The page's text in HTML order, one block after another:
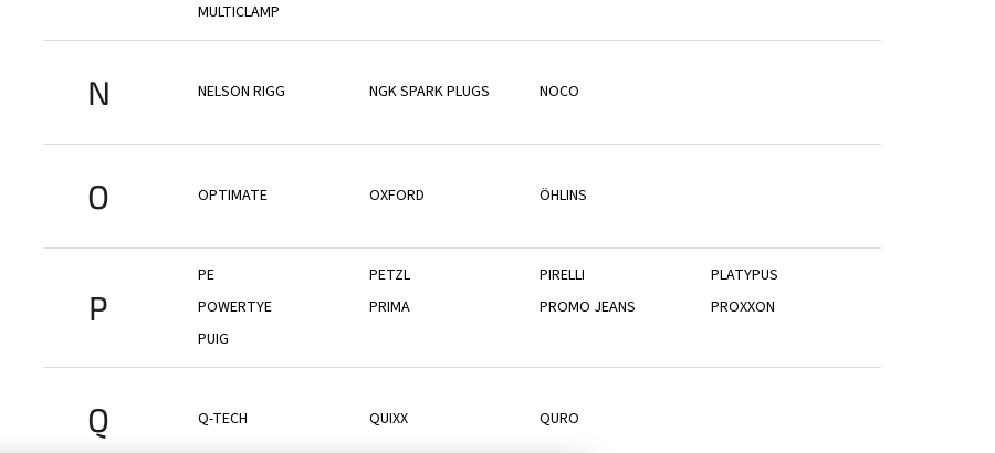
MULTICLAMP
N NELSON RIGG NGK SPARK PLUGS NOCO
O OPTIMATE OXFORD ÖHLINS
P
PE PETZL PIRELLI
PLATYPUS
POWERTYE
PRIMA PROMO JEANS
PROXXON
PUIG
Q Q-TECH QUIXX QURO